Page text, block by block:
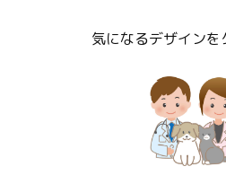
気になるデザインを